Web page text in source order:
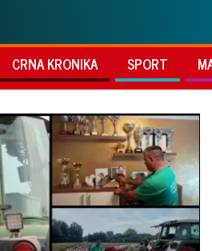
CRNA KRONIKA SPORT